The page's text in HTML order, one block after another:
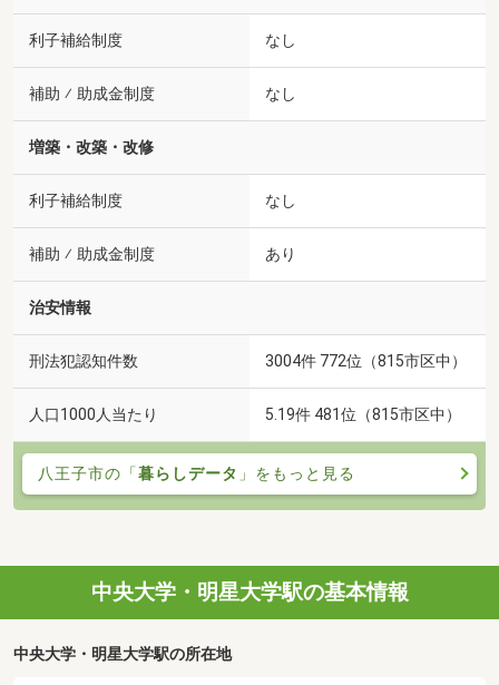
利子補給制度 なし
補助 ⁄ 助成金制度 なし
増築・改築・改修
利子補給制度 なし
補助 ⁄ 助成金制度 あり
治安情報
刑法犯認知件数 3004件 772位（815市区中）
人口1000人当たり 5.19件 481位（815市区中）
八王子市の「暮らしデータ 」をもっと見る
中央大学・明星大学駅の基本情報
中央大学・明星大学駅の所在地